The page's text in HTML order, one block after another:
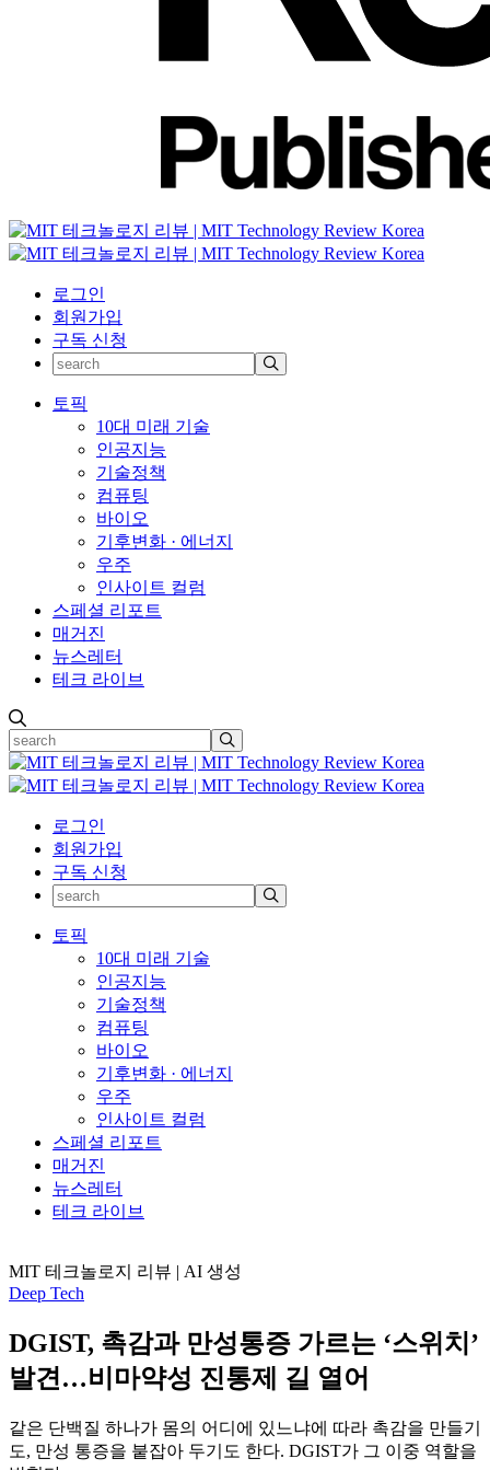
로그인
회원가입
구독 신청
토픽
10대 미래 기술
인공지능
기술정책
컴퓨팅
바이오
기후변화 · 에너지
우주
인사이트 컬럼
스페셜 리포트
매거진
뉴스레터
테크 라이브
로그인
회원가입
구독 신청
토픽
10대 미래 기술
인공지능
기술정책
컴퓨팅
바이오
기후변화 · 에너지
우주
인사이트 컬럼
스페셜 리포트
매거진
뉴스레터
테크 라이브
MIT 테크놀로지 리뷰 | AI 생성
Deep Tech
DGIST, 촉감과 만성통증 가르는 ‘스위치’
발견…비마약성 진통제 길 열어
같은 단백질 하나가 몸의 어디에 있느냐에 따라 촉감을 만들기
도, 만성 통증을 붙잡아 두기도 한다. DGIST가 그 이중 역할을